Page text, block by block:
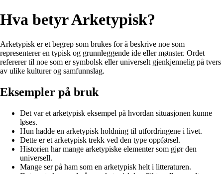
Hva betyr Arketypisk?
Arketypisk er et begrep som brukes for å beskrive noe som
representerer en typisk og grunnleggende ide eller mønster. Ordet
refererer til noe som er symbolsk eller universelt gjenkjennelig på tvers
av ulike kulturer og samfunnslag.
Eksempler på bruk
Det var et arketypisk eksempel på hvordan situasjonen kunne
løses.
Hun hadde en arketypisk holdning til utfordringene i livet.
Dette er et arketypisk trekk ved den type oppførsel.
Historien har mange arketypiske elementer som gjør den
universell.
Mange ser på ham som en arketypisk helt i litteraturen.